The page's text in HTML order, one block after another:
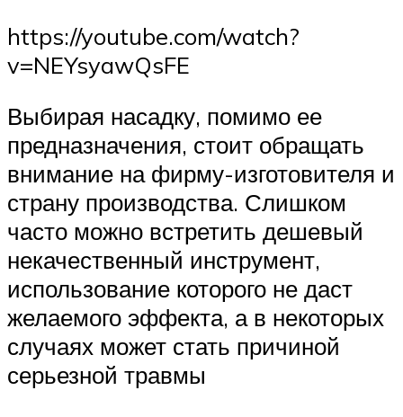
https://youtube.com/watch?
v=NEYsyawQsFE
Выбирая насадку, помимо ее
предназначения, стоит обращать
внимание на фирму-изготовителя и
страну производства. Слишком
часто можно встретить дешевый
некачественный инструмент,
использование которого не даст
желаемого эффекта, а в некоторых
случаях может стать причиной
серьезной травмы